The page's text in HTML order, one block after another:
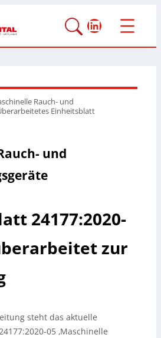
LinkedIn
Rauch- und
Einheitsblatt
und
24177:2020-
zur
steht das aktuelle
05 ‚Maschinelle